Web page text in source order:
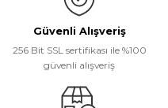
Güvenli Alışveriş
256 Bit SSL sertifikası ile %100
güvenli alışveriş